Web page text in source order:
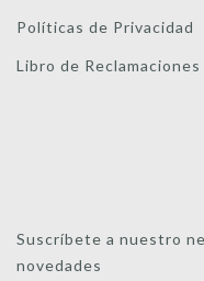
Políticas de Privacidad
Libro de Reclamaciones
Suscríbete a nuestro
novedades